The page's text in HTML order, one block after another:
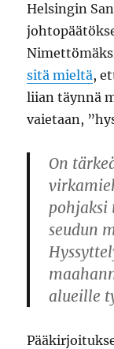
Helsingin
sitä mieltä,
liian täynnä
vaietaan,
On
seudun
alueille